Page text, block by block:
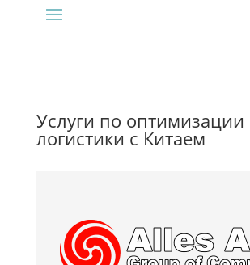
Услуги по оптимизации
логистики с Китаем